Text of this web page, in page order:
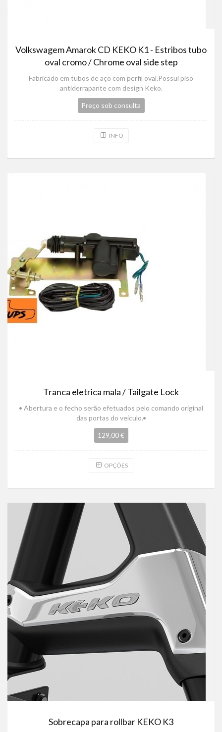
Volkswagem Amarok CD KEKO K1 - Estribos tubo
oval cromo / Chrome oval side step
Fabricado em tubos de aço com perfil oval.Possui piso
antiderrapante com design Keko.
Preço sob consulta
INFO
Tranca eletrica mala / Tailgate Lock
• Abertura e o fecho serão efetuados pelo comando original
das portas do veículo.•
129,00 €
OPÇÕES
Sobrecapa para rollbar KEKO K3